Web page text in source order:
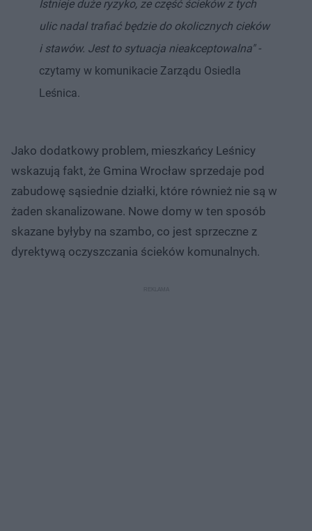
Istnieje duże ryzyko, ze część ścieków z tych
ulic nadal trafiać będzie do okolicznych cieków
i stawów. Jest to sytuacja nieakceptowalna" -
czytamy w komunikacie Zarządu Osiedla
Leśnica.
Jako dodatkowy problem, mieszkańcy Leśnicy
wskazują fakt, że Gmina Wrocław sprzedaje pod
zabudowę sąsiednie działki, które również nie są w
żaden skanalizowane. Nowe domy w ten sposób
skazane byłyby na szambo, co jest sprzeczne z
dyrektywą oczyszczania ścieków komunalnych.